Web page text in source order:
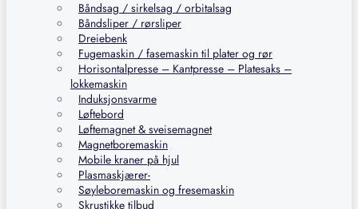
Båndsag / sirkelsag / orbitalsag
Båndsliper / rørsliper
Dreiebenk
Fugemaskin / fasemaskin til plater og rør
Horisontalpresse – Kantpresse – Platesaks –
lokkemaskin
Induksjonsvarme
Løftebord
Løftemagnet & sveisemagnet
Magnetboremaskin
Mobile kraner på hjul
Plasmaskjærer-
Søyleboremaskin og fresemaskin
Skrustikke tilbud